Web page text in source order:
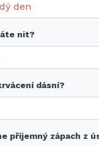
nit?
dásní?
příjemný zápach z